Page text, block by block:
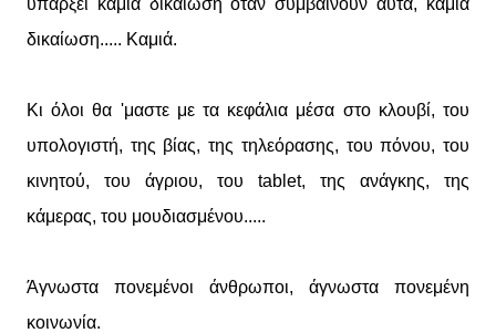
υπάρξει καμιά δικαίωση όταν συμβαίνουν αυτά, καμιά
δικαίωση..... Καμιά.
Κι όλοι θα 'μαστε με τα κεφάλια μέσα στο κλουβί, του
υπολογιστή, της βίας, της τηλεόρασης, του πόνου, του
κινητού, του άγριου, του tablet, της ανάγκης, της
κάμερας, του μουδιασμένου.....
Άγνωστα πονεμένοι άνθρωποι, άγνωστα πονεμένη
κοινωνία.